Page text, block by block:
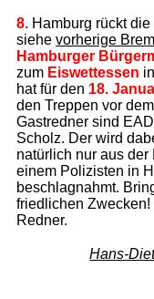
8.Hamburg rückt die
siehe vorherige
Hamburger
zum Eiswettessen
hat für den 18.
den Treppen vor dem
Gastredner sind
Scholz. Der wird
natürlich nur aus
einem Polizisten in
beschlagnahmt.
friedlichen
Redner.
Hans-